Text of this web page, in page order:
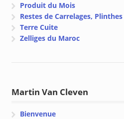
Produit du Mois
Restes de Carrelages,
Terre Cuite
Zelliges du Maroc
Martin Van Cleven
Bienvenue